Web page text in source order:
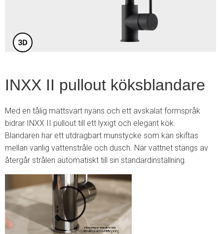
INXX II pullout köksblandare
Med en tålig mattsvart nyans och ett avskalat formspråk
bidrar INXX II pullout till ett lyxigt och elegant kök.
Blandaren har ett utdragbart munstycke som kan skiftas
mellan vanlig vattenstråle och dusch. När vattnet stängs av
återgår strålen automatiskt till sin standardinställning.